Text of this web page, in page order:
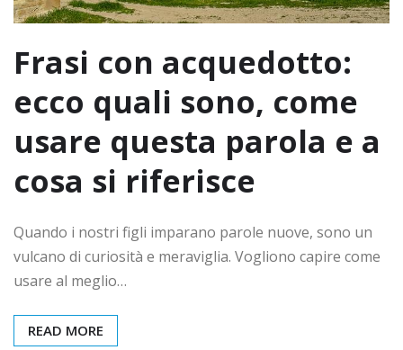
Frasi con acquedotto:
ecco quali sono, come
usare questa parola e a
cosa si riferisce
Quando i nostri figli imparano parole nuove, sono un
vulcano di curiosità e meraviglia. Vogliono capire come
usare al meglio…
READ MORE